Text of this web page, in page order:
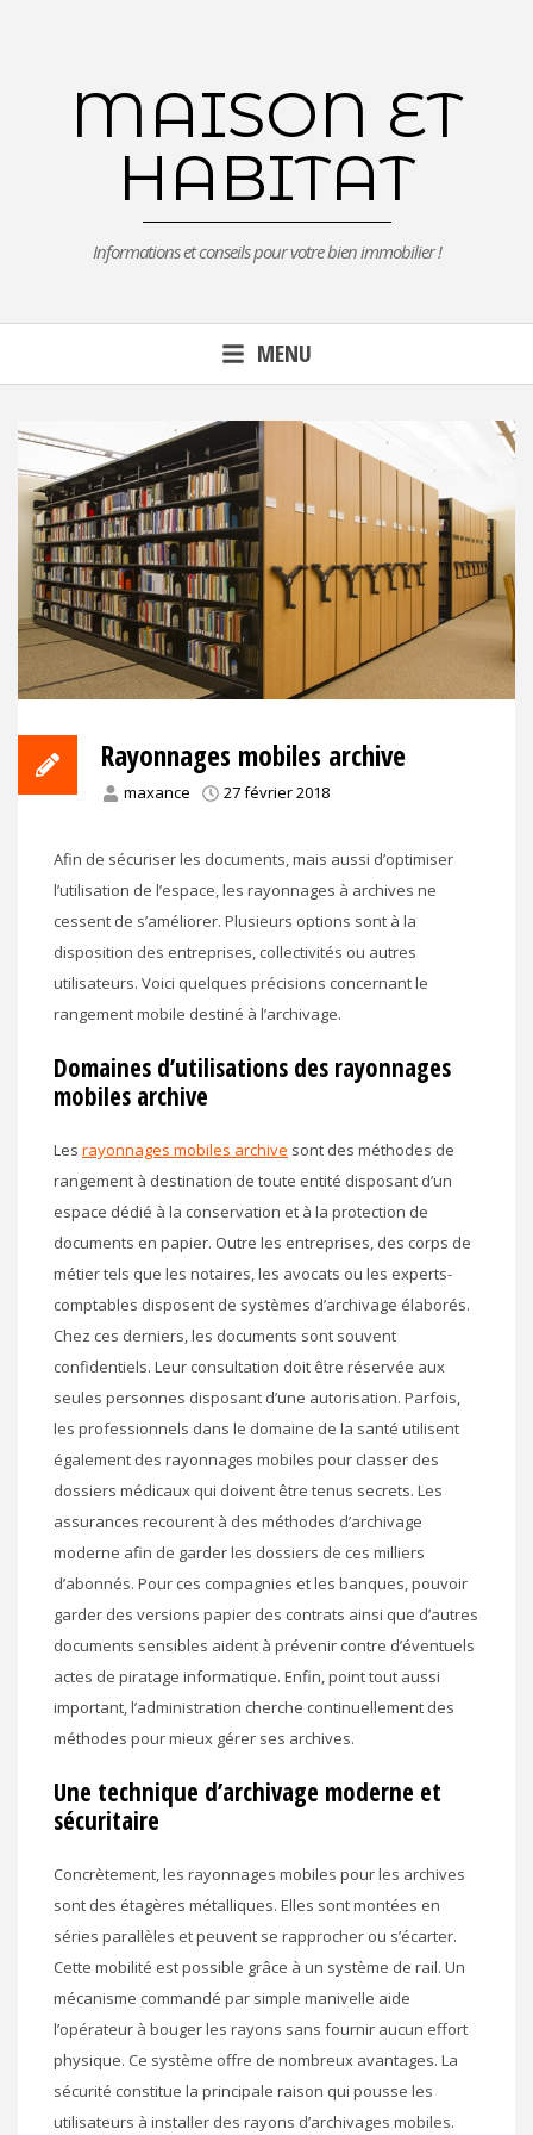
MAISON ET
HABITAT
Informations et conseils pour votre bien immobilier !
MENU
Rayonnages mobiles archive
maxance 27 février 2018
Afin de sécuriser les documents, mais aussi d’optimiser
l’utilisation de l’espace, les rayonnages à archives ne
cessent de s’améliorer. Plusieurs options sont à la
disposition des entreprises, collectivités ou autres
utilisateurs. Voici quelques précisions concernant le
rangement mobile destiné à l’archivage.
Domaines d’utilisations des rayonnages
mobiles archive
Les rayonnages mobiles archive sont des méthodes de
rangement à destination de toute entité disposant d’un
espace dédié à la conservation et à la protection de
documents en papier. Outre les entreprises, des corps de
métier tels que les notaires, les avocats ou les experts-
comptables disposent de systèmes d’archivage élaborés.
Chez ces derniers, les documents sont souvent
confidentiels. Leur consultation doit être réservée aux
seules personnes disposant d’une autorisation. Parfois,
les professionnels dans le domaine de la santé utilisent
également des rayonnages mobiles pour classer des
dossiers médicaux qui doivent être tenus secrets. Les
assurances recourent à des méthodes d’archivage
moderne afin de garder les dossiers de ces milliers
d’abonnés. Pour ces compagnies et les banques, pouvoir
garder des versions papier des contrats ainsi que d’autres
documents sensibles aident à prévenir contre d’éventuels
actes de piratage informatique. Enfin, point tout aussi
important, l’administration cherche continuellement des
méthodes pour mieux gérer ses archives.
Une technique d’archivage moderne et
sécuritaire
Concrètement, les rayonnages mobiles pour les archives
sont des étagères métalliques. Elles sont montées en
séries parallèles et peuvent se rapprocher ou s’écarter.
Cette mobilité est possible grâce à un système de rail. Un
mécanisme commandé par simple manivelle aide
l’opérateur à bouger les rayons sans fournir aucun effort
physique. Ce système offre de nombreux avantages. La
sécurité constitue la principale raison qui pousse les
utilisateurs à installer des rayons d’archivages mobiles.